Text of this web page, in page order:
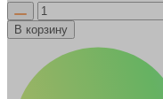
В корзину